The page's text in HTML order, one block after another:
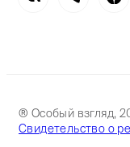
® Особый взгляд,
Свидетельство о